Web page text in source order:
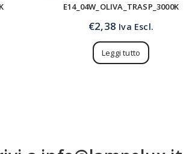
E14_04W_OLIVA_TRASP_3000K
€2,38 Iva Escl.
Leggi tutto